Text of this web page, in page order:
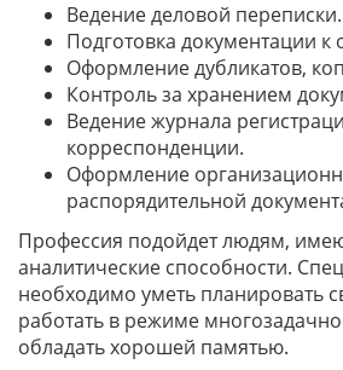
Ведение деловой переписки.
Подготовка документации к
Оформление дубликатов,
Контроль за хранением
Ведение журнала
корреспонденции.
Оформление
распорядительной
Профессия подойдет людям,
аналитические способности.
необходимо уметь планировать
работать в режиме
обладать хорошей памятью.